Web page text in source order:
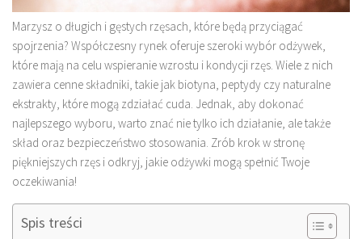
Marzysz o długich i gęstych rzęsach, które będą przyciągać
spojrzenia? Współczesny rynek oferuje szeroki wybór odżywek,
które mają na celu wspieranie wzrostu i kondycji rzęs. Wiele z nich
zawiera cenne składniki, takie jak biotyna, peptydy czy naturalne
ekstrakty, które mogą zdziałać cuda. Jednak, aby dokonać
najlepszego wyboru, warto znać nie tylko ich działanie, ale także
skład oraz bezpieczeństwo stosowania. Zrób krok w stronę
piękniejszych rzęs i odkryj, jakie odżywki mogą spełnić Twoje
oczekiwania!
Spis treści